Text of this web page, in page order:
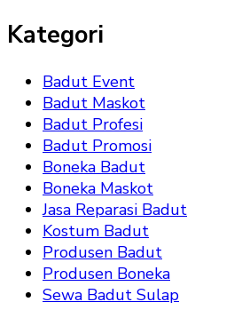
Kategori
Badut Event
Badut Maskot
Badut Profesi
Badut Promosi
Boneka Badut
Boneka Maskot
Jasa Reparasi Badut
Kostum Badut
Produsen Badut
Produsen Boneka
Sewa Badut Sulap